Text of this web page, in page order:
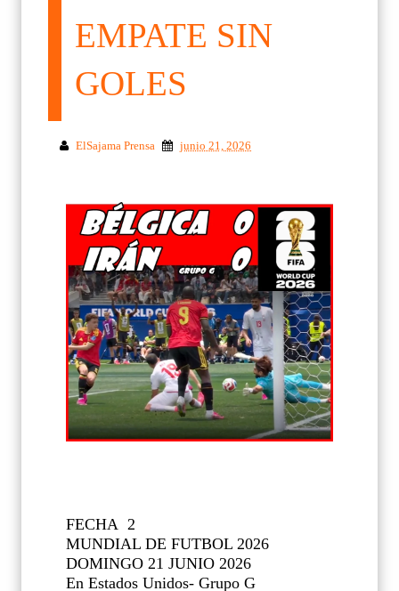
EMPATE SIN
GOLES
ElSajama Prensa junio 21, 2026
FECHA 2
MUNDIAL DE FUTBOL 2026
DOMINGO 21 JUNIO 2026
En Estados Unidos- Grupo G